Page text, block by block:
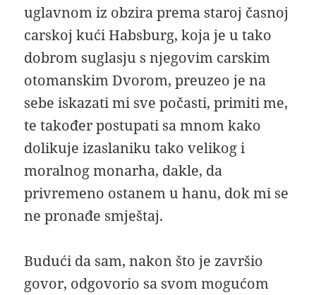
uglavnom iz obzira prema staroj časnoj
carskoj kući Habsburg, koja je u tako
dobrom suglasju s njegovim carskim
otomanskim Dvorom, preuzeo je na
sebe iskazati mi sve počasti, primiti me,
te također postupati sa mnom kako
dolikuje izaslaniku tako velikog i
moralnog monarha, dakle, da
privremeno ostanem u hanu, dok mi se
ne pronađe smještaj.
Budući da sam, nakon što je završio
govor, odgovorio sa svom mogućom